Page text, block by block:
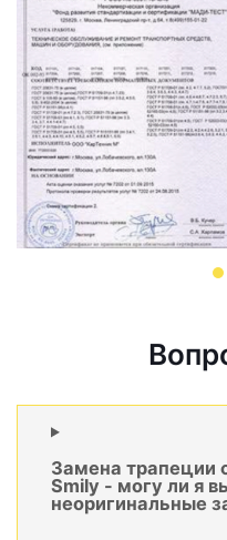
Замена трапеции
Smily - могу ли я
неоригинальные